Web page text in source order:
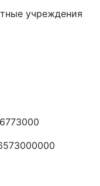
учреждения